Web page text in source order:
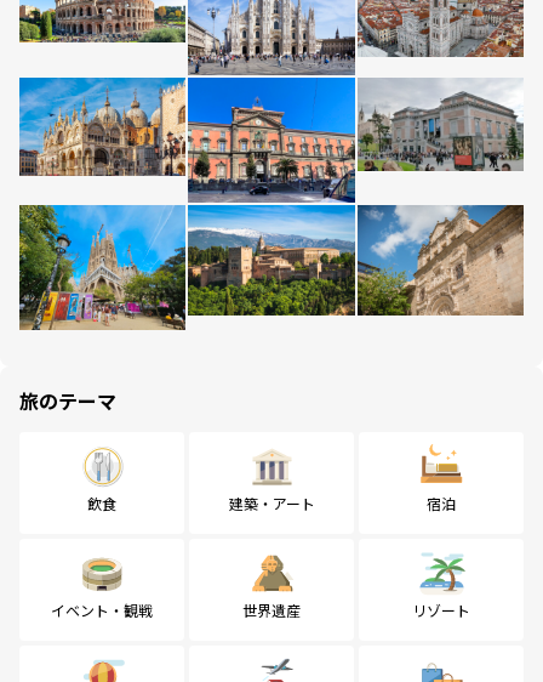
旅のテーマ
飲食 建築・アート 宿泊
イベント・観戦 世界遺産 リゾート